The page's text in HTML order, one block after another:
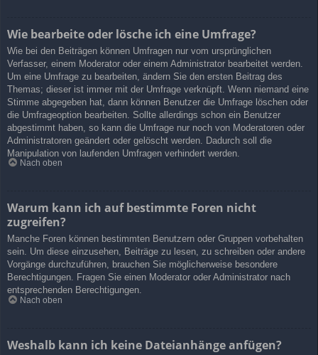
Wie bearbeite oder lösche ich eine Umfrage?
Wie bei den Beiträgen können Umfragen nur vom ursprünglichen
Verfasser, einem Moderator oder einem Administrator bearbeitet werden.
Um eine Umfrage zu bearbeiten, ändern Sie den ersten Beitrag des
Themas; dieser ist immer mit der Umfrage verknüpft. Wenn niemand eine
Stimme abgegeben hat, dann können Benutzer die Umfrage löschen oder
die Umfrageoption bearbeiten. Sollte allerdings schon ein Benutzer
abgestimmt haben, so kann die Umfrage nur noch von Moderatoren oder
Administratoren geändert oder gelöscht werden. Dadurch soll die
Manipulation von laufenden Umfragen verhindert werden.
Nach oben
Warum kann ich auf bestimmte Foren nicht
zugreifen?
Manche Foren können bestimmten Benutzern oder Gruppen vorbehalten
sein. Um diese einzusehen, Beiträge zu lesen, zu schreiben oder andere
Vorgänge durchzuführen, brauchen Sie möglicherweise besondere
Berechtigungen. Fragen Sie einen Moderator oder Administrator nach
entsprechenden Berechtigungen.
Nach oben
Weshalb kann ich keine Dateianhänge anfügen?